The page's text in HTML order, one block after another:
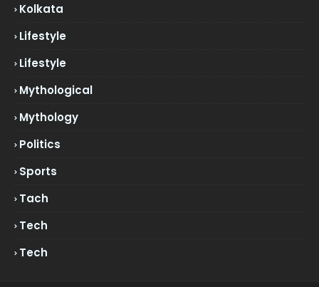
Kolkata
Lifestyle
Lifestyle
Mythological
Mythology
Politics
Sports
Tach
Tech
Tech